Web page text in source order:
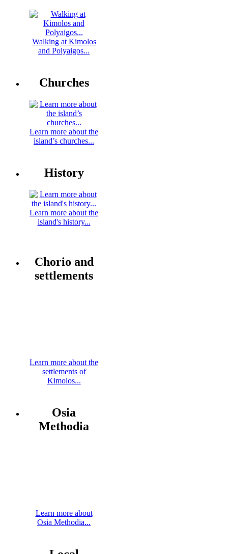
Walking at Kimolos
and Polyaigos...
Churches
Learn more about the
island’s churches...
History
Learn more about the
island's history...
Chorio and
settlements
Learn more about the
settlements of
Kimolos...
Osia
Methodia
Learn more about
Osia Methodia...